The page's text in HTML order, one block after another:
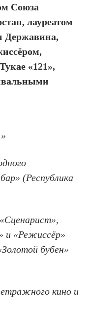
Союза
лауреатом
Державина,
«121»,
(Республика
и «Режиссёр»
бубен»
кино и